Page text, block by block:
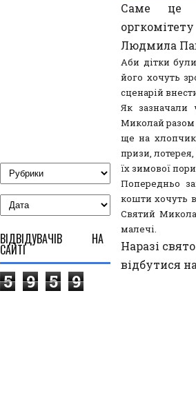
Саме це
Людмила
Аби дітки
його хочуть
сценарій
Як зазначали
Миколай разом
ще на
призи,
їх зимової
Попередньо
кошти хочуть
Святий
малечі.
Наразі
відбутися
ВІДВІДУВАЧІВ НА
САЙТІ
5 9 5 9